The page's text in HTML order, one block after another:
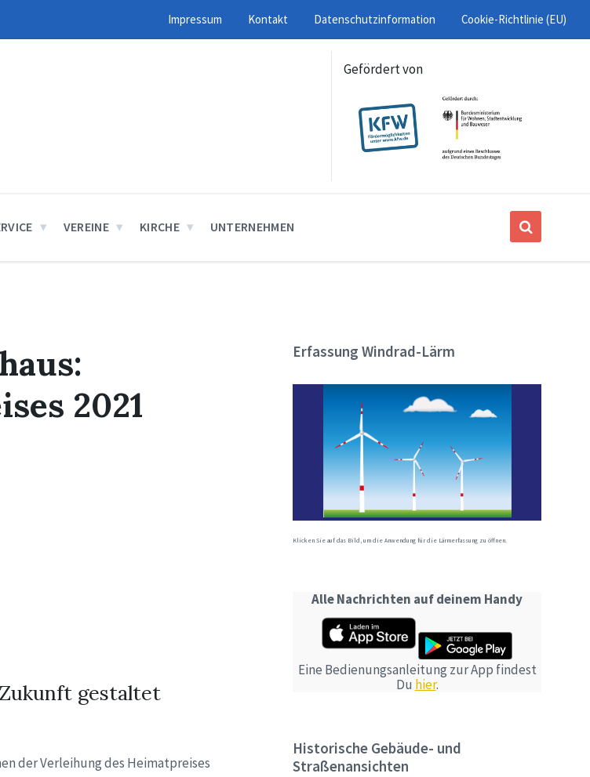
Impressum Kontakt Datenschutzinformation Cookie-Richtlinie (EU)
Gefördert von
VEREINE KIRCHE UNTERNEHMEN
2021
gestaltet
der Verleihung des Heimatpreises
Erfassung Windrad-Lärm
Klicken Sie auf das Bild, um die Anwendung für die Lärmerfassung zu öffnen.
Alle Nachrichten auf deinem Handy
Eine Bedienungsanleitung zur App findest
Du hier.
Historische Gebäude- und
Straßenansichten